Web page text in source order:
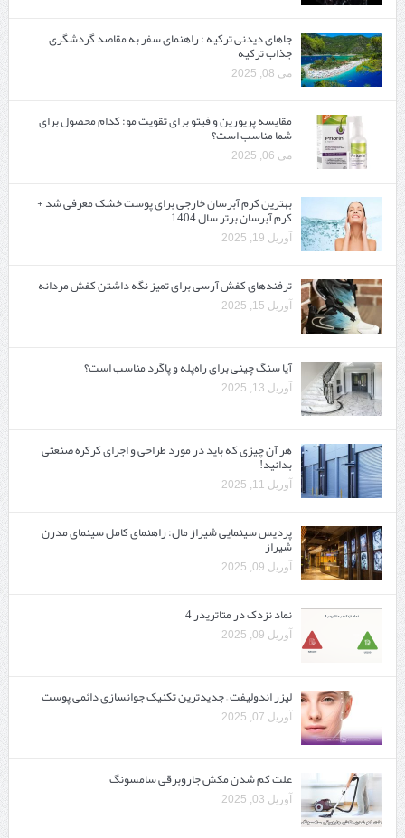
جاهای دیدنی ترکیه : راهنمای سفر به مقاصد گردشگری
جذاب ترکیه
می 08, 2025
مقایسه پریورین و فیتو برای تقویت مو: کدام محصول برای
شما مناسب است؟
می 06, 2025
بهترین کرم آبرسان خارجی برای پوست خشک معرفی شد +
کرم آبرسان برتر سال 1404
آوریل 19, 2025
ترفندهای کفش آرسی برای تمیز نگه داشتن کفش مردانه
آوریل 15, 2025
آیا سنگ چینی برای راه‌پله و پاگرد مناسب است؟
آوریل 13, 2025
هر آن چیزی که باید در مورد طراحی و اجرای کرکره صنعتی
بدانید!
آوریل 11, 2025
پردیس سینمایی شیراز مال: راهنمای کامل سینمای مدرن
شیراز
آوریل 09, 2025
نماد نزدک در متاتریدر 4
آوریل 09, 2025
لیزر اندولیفت – جدیدترین تکنیک جوانسازی دائمی پوست
آوریل 07, 2025
علت کم شدن مکش جاروبرقی سامسونگ
آوریل 03, 2025